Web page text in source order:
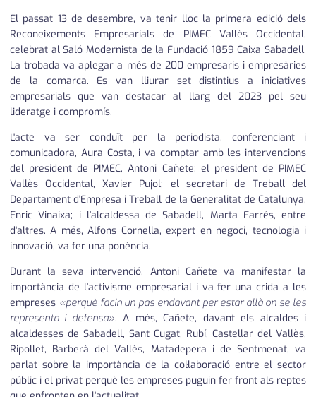
El passat 13 de desembre, va tenir lloc la primera edició dels
Reconeixements Empresarials de PIMEC Vallès Occidental,
celebrat al Saló Modernista de la Fundació 1859 Caixa Sabadell.
La trobada va aplegar a més de 200 empresaris i empresàries
de la comarca. Es van lliurar set distintius a iniciatives
empresarials que van destacar al llarg del 2023 pel seu
lideratge i compromís.
L'acte va ser conduït per la periodista, conferenciant i
comunicadora, Aura Costa, i va comptar amb les intervencions
del president de PIMEC, Antoni Cañete; el president de PIMEC
Vallès Occidental, Xavier Pujol; el secretari de Treball del
Departament d'Empresa i Treball de la Generalitat de Catalunya,
Enric Vinaixa; i l'alcaldessa de Sabadell, Marta Farrés, entre
d'altres. A més, Alfons Cornella, expert en negoci, tecnologia i
innovació, va fer una ponència.
Durant la seva intervenció, Antoni Cañete va manifestar la
importància de l'activisme empresarial i va fer una crida a les
empreses «perquè facin un pas endavant per estar allà on se les
representa i defensa». A més, Cañete, davant els alcaldes i
alcaldesses de Sabadell, Sant Cugat, Rubí, Castellar del Vallès,
Ripollet, Barberà del Vallès, Matadepera i de Sentmenat, va
parlat sobre la importància de la col·laboració entre el sector
públic i el privat perquè les empreses puguin fer front als reptes